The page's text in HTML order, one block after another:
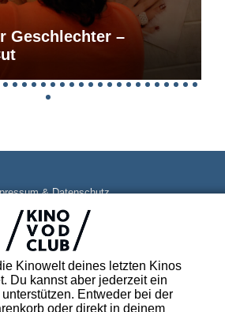
Kinowelt deines letzten Kinos
Du kannst aber jederzeit ein
Entweder bei der
oder direkt in deinem
Geschlechter –
& Datenschutz
AGB
Kontakt
FAQ
Newsletter
Partner